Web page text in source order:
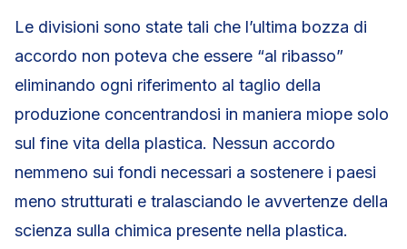
Le divisioni sono state tali che l’ultima bozza di
accordo non poteva che essere “al ribasso”
eliminando ogni riferimento al taglio della
produzione concentrandosi in maniera miope solo
sul fine vita della plastica. Nessun accordo
nemmeno sui fondi necessari a sostenere i paesi
meno strutturati e tralasciando le avvertenze della
scienza sulla chimica presente nella plastica.